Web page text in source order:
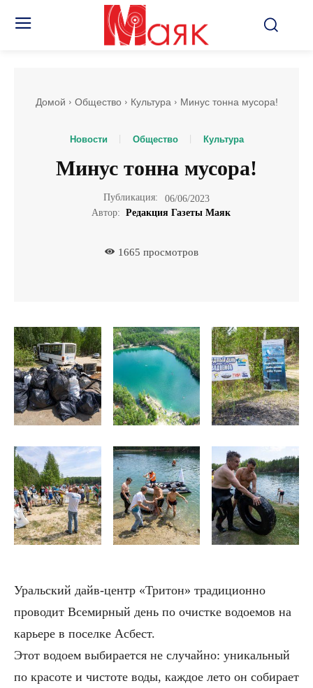
Домой Общество Культура Минус тонна мусора!
Новости Общество Культура
Минус тонна мусора!
Публикация:
06/06/2023
Автор: Редакция Газеты Маяк
1665 просмотров
Уральский дайв-центр «Тритон» традиционно
проводит Всемирный день по очистке водоемов на
карьере в поселке Асбест.
Этот водоем выбирается не случайно: уникальный
по красоте и чистоте воды, каждое лето он собирает